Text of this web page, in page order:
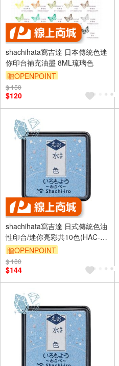
shachihata寫吉達 日本傳統色迷
你印台補充油墨 8ML琉璃色
贈OPENPOINT
$ 150
$120
shachihata寫吉達 日式傳統色油
性印台/迷你亮彩共10色(HAC-
S1G)木賊色
贈OPENPOINT
$ 180
$144